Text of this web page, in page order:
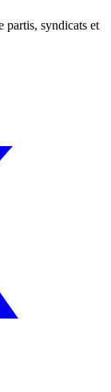
partis, syndicats et